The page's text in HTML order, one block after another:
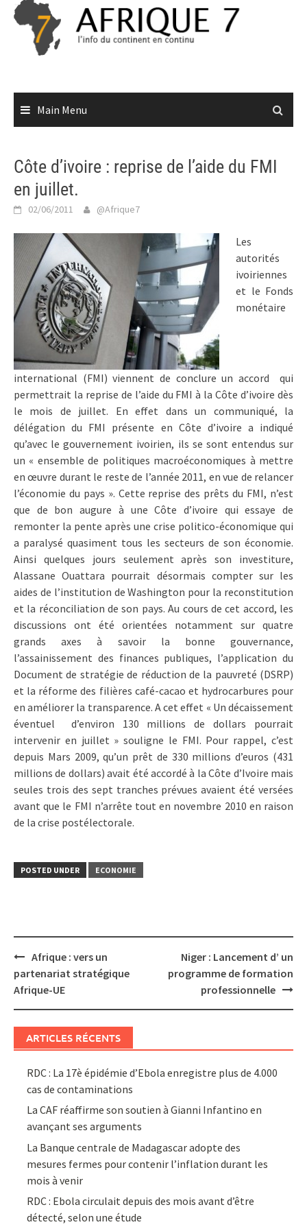
Skip
content
Main Menu
Côte d’ivoire : reprise de l’aide du FMI
en juillet.
02/06/2011 @Afrique7
Les
autorités
ivoiriennes
et le Fonds
monétaire
international (FMI) viennent de conclure un accord qui
permettrait la reprise de l’aide du FMI à la Côte d’ivoire dès
le mois de juillet. En effet dans un communiqué, la
délégation du FMI présente en Côte d’ivoire a indiqué
qu’avec le gouvernement ivoirien, ils se sont entendus sur
un « ensemble de politiques macroéconomiques à mettre
en œuvre durant le reste de l’année 2011, en vue de relancer
l’économie du pays ». Cette reprise des prêts du FMI, n’est
que de bon augure à une Côte d’ivoire qui essaye de
remonter la pente après une crise politico-économique qui
a paralysé quasiment tous les secteurs de son économie.
Ainsi quelques jours seulement après son investiture,
Alassane Ouattara pourrait désormais compter sur les
aides de l’institution de Washington pour la reconstitution
et la réconciliation de son pays. Au cours de cet accord, les
discussions ont été orientées notamment sur quatre
grands axes à savoir la bonne gouvernance,
l’assainissement des finances publiques, l’application du
Document de stratégie de réduction de la pauvreté (DSRP)
et la réforme des filières café-cacao et hydrocarbures pour
en améliorer la transparence. A cet effet « Un décaissement
éventuel d’environ 130 millions de dollars pourrait
intervenir en juillet » souligne le FMI. Pour rappel, c’est
depuis Mars 2009, qu’un prêt de 330 millions d’euros (431
millions de dollars) avait été accordé à la Côte d’Ivoire mais
seules trois des sept tranches prévues avaient été versées
avant que le FMI n’arrête tout en novembre 2010 en raison
de la crise postélectorale.
POSTED UNDER ECONOMIE
Post
navigation
Afrique : vers un
partenariat stratégique
Afrique-UE
Niger : Lancement d’ un
programme de formation
professionnelle
ARTICLES RÉCENTS
RDC : La 17è épidémie d’Ebola enregistre plus de 4.000
cas de contaminations
La CAF réaffirme son soutien à Gianni Infantino en
avançant ses arguments
La Banque centrale de Madagascar adopte des
mesures fermes pour contenir l’inflation durant les
mois à venir
RDC : Ebola circulait depuis des mois avant d’être
détecté, selon une étude